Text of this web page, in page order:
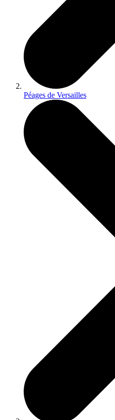
Péages de Versailles